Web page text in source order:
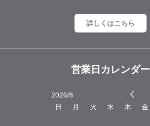
詳しくはこちら
営業日カレンダー
2026/8
日
月 火 水 木 金